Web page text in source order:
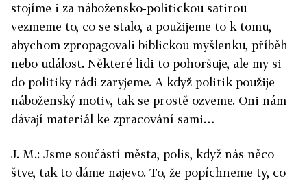
stojíme i za nábožensko-politickou satirou −
vezmeme to, co se stalo, a použijeme to k tomu,
abychom zpropagovali biblickou myšlenku, příběh
nebo událost. Některé lidi to pohoršuje, ale my si
do politiky rádi zaryjeme. A když politik použije
náboženský motiv, tak se prostě ozveme. Oni nám
dávají materiál ke zpracování sami…
J. M.: Jsme součástí města, polis, když nás něco
štve, tak to dáme najevo. To, že popíchneme ty, co